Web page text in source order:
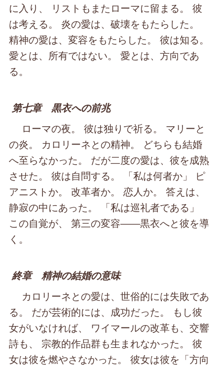
に入り、 リストもまたローマに留まる。 彼
は考える。 炎の愛は、破壊をもたらした。
精神の愛は、変容をもたらした。 彼は知る。
愛とは、所有ではない。 愛とは、方向であ
る。
第七章 黒衣への前兆
ローマの夜。 彼は独りで祈る。 マリーと
の炎。 カロリーネとの精神。 どちらも結婚
へ至らなかった。 だが二度の愛は、彼を成熟
させた。 彼は自問する。 「私は何者か」 ピ
アニストか。 改革者か。 恋人か。 答えは、
静寂の中にあった。 「私は巡礼者である」
この自覚が、 第三の変容――黒衣へと彼を導
く。
終章 精神の結婚の意味
カロリーネとの愛は、世俗的には失敗であ
る。 だが芸術的には、成功だった。 もし彼
女がいなければ、 ワイマールの改革も、交響
詩も、 宗教的作品群も生まれなかった。 彼
女は彼を燃やさなかった。 彼女は彼を「方向